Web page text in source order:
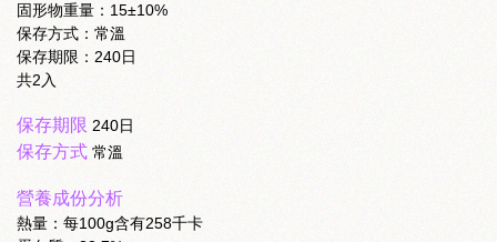
固形物重量：15±10%
保存方式：常溫
保存期限：240日
共2入
保存期限 240日
保存方式 常溫
營養成份分析
熱量：每100g含有258千卡